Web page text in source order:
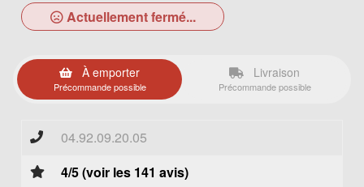
Actuellement fermé...
À emporter
Précommande possible
Livraison
Précommande possible
04.92.09.20.05
4/5 (voir les 141 avis)